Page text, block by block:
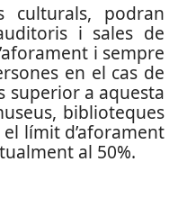
culturals, podran
i sales de
i sempre
en el cas de
superior a aquesta
biblioteques
el límit d’aforament
al 50%.